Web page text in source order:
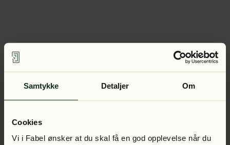
Samtykke Detaljer Om
Cookies
Vi i Fabel ønsker at du skal få en god opplevelse når du